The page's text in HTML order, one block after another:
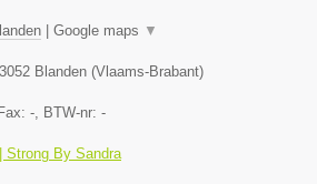
| Google maps ▼
3052 Blanden (Vlaams-Brabant)
Fax: - , BTW-nr: -
Strong By Sandra